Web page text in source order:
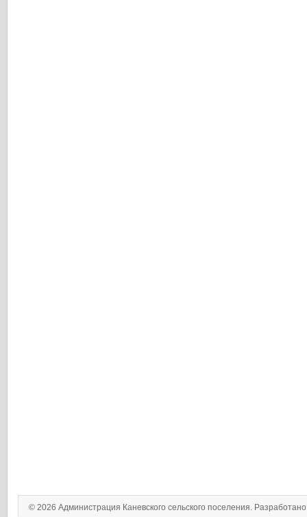
© 2026 Администрация Каневского сельского поселения.